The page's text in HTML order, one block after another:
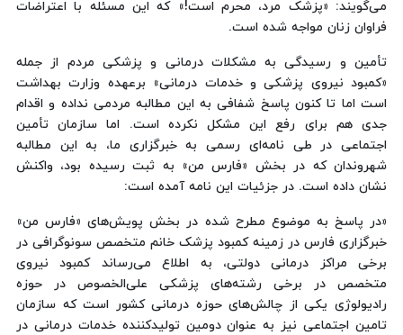
می‌گویند: «پزشک مرد، محرم است!» که این مسئله با اعتراضات
فراوان زنان مواجه شده است.
تأمین و رسیدگی به مشکلات درمانی و پزشکی مردم از جمله
«کمبود نیروی پزشکی و خدمات درمانی» برعهده وزارت بهداشت
است اما تا کنون پاسخ شفافی به این مطالبه مردمی نداده و اقدام
جدی هم برای رفع این مشکل نکرده است. اما سازمان تأمین
اجتماعی در طی نامه‌ای رسمی به خبرگزاری ما، به این مطالبه‌
شهروندان که در بخش «فارس من» به ثبت رسیده بود، واکنش
نشان داده است. در جزئیات این نامه آمده است:
«در پاسخ به موضوع مطرح شده در بخش پویش‌های «فارس من»
خبرگزاری فارس در زمینه کمبود پزشک خانم متخصص سونوگرافی در
برخی مراکز درمانی دولتی، به اطلاع می‌رساند کمبود نیروی
متخصص در برخی رشته‌های پزشکی علی‌الخصوص در حوزه
رادیولوژی یکی از چالش‌های حوزه درمانی کشور است که سازمان
تامین اجتماعی نیز به عنوان دومین تولیدکننده خدمات درمانی در